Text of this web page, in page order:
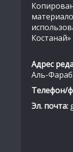
Адрес
Аль-
Телефон/
Эл. почта: